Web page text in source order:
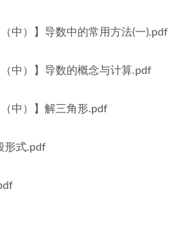
中）】导数中的常用方法(一).pdf
中）】导数的概念与计算.pdf
中）】解三角形.pdf
形式.pdf